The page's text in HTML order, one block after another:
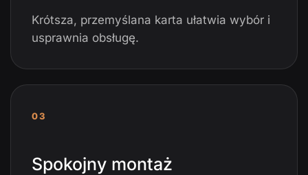
Krótsza, przemyślana karta ułatwia wybór i
usprawnia obsługę.
03
Spokojny montaż